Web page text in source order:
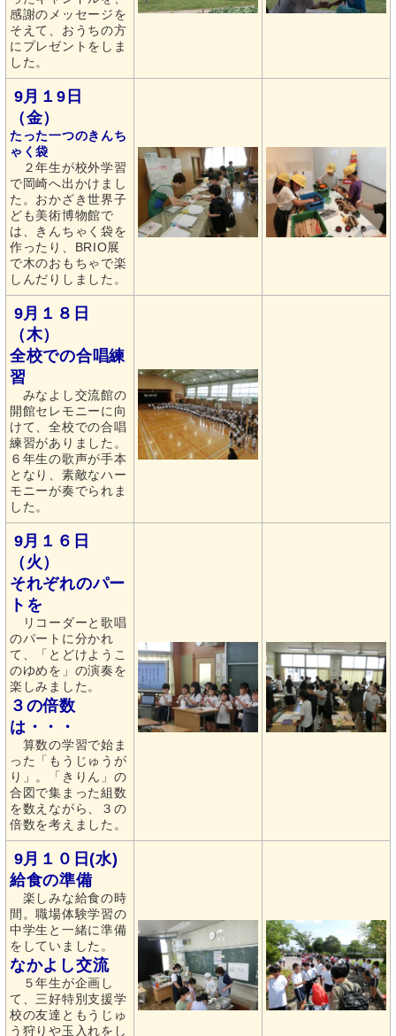
感謝のメッセージを
そえて、おうちの方
にプレゼントをしま
した。
9月１9日
（金）
たった一つのきんち
ゃく袋
２年生が校外学習
で岡崎へ出かけまし
た。おかざき世界子
ども美術博物館で
は、きんちゃく袋を
作ったり、BRIO展
で木のおもちゃで楽
しんだりしました。
9月１８日
（木）
全校での合唱練
習
みなよし交流館の
開館セレモニーに向
けて、全校での合唱
練習がありました。
６年生の歌声が手本
となり、素敵なハー
モニーが奏でられま
した。
9月１６日
（火）
それぞれのパー
トを
リコーダーと歌唱
のパートに分かれ
て、「とどけようこ
のゆめを」の演奏を
楽しみました。
３の倍数
は・・・
算数の学習で始ま
った「もうじゅうが
り」。「きりん」の
合図で集まった組数
を数えながら、３の
倍数を考えました。
9月１０日(水)
給食の準備
楽しみな給食の時
間。職場体験学習の
中学生と一緒に準備
をしていました。
なかよし交流
５年生が企画し
て、三好特別支援学
校の友達ともうじゅ
う狩りや玉入れをし